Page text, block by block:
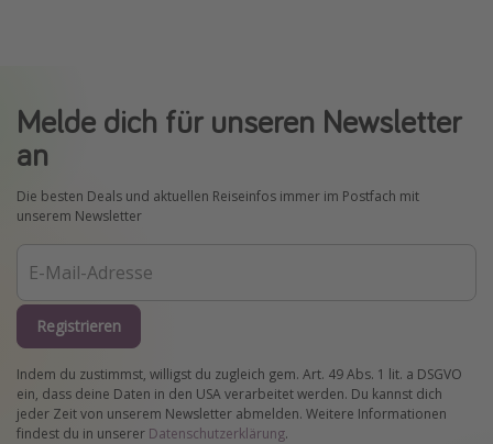
Melde dich für unseren Newsletter
an
Die besten Deals und aktuellen Reiseinfos immer im Postfach mit
unserem Newsletter
Registrieren
Indem du zustimmst, willigst du zugleich gem. Art. 49 Abs. 1 lit. a DSGVO
ein, dass deine Daten in den USA verarbeitet werden. Du kannst dich
jeder Zeit von unserem Newsletter abmelden. Weitere Informationen
findest du in unserer Datenschutzerklärung.